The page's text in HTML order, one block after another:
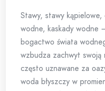
Stawy, stawy
wodne, kaskady wodne
bogactwo świata
wzbudza zachwyt swoją
często uznawane za
woda błyszczy w